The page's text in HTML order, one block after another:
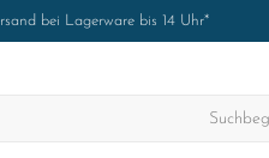
bei Lagerware bis 14 Uhr*